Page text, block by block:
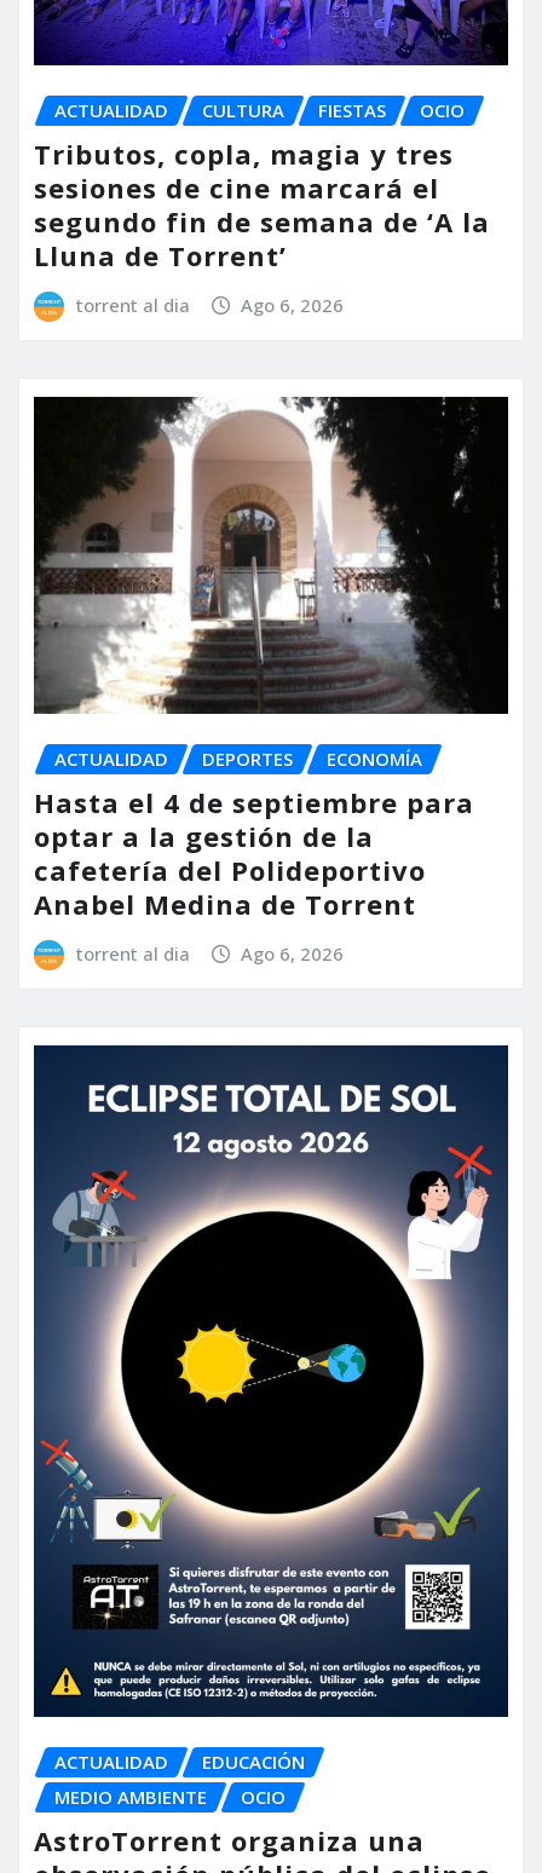
ACTUALIDAD CULTURA FIESTAS OCIO
Tributos, copla, magia y tres
sesiones de cine marcará el
segundo fin de semana de ‘A la
Lluna de Torrent’
torrent al dia Ago 6, 2026
ACTUALIDAD DEPORTES ECONOMÍA
Hasta el 4 de septiembre para
optar a la gestión de la
cafetería del Polideportivo
Anabel Medina de Torrent
torrent al dia Ago 6, 2026
ACTUALIDAD
EDUCACIÓN
MEDIO AMBIENTE
OCIO
AstroTorrent organiza una